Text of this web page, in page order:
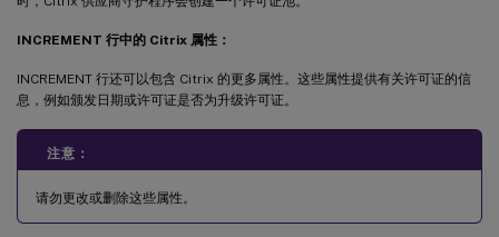
INCREMENT 行中的 Citrix 属性：
INCREMENT 行还可以包含 Citrix 的更多属性。这些属性提供有关许可证的信
息，例如颁发日期或许可证是否为升级许可证。
注意：
请勿更改或删除这些属性。